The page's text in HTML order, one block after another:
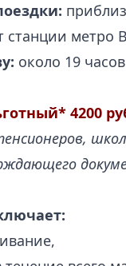
станции метро
около 19
4200